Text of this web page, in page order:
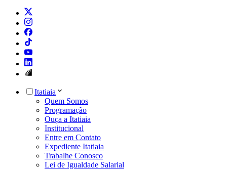
Itatiaia
Quem Somos
Programação
Ouça a Itatiaia
Institucional
Entre em Contato
Expediente Itatiaia
Trabalhe Conosco
Lei de Igualdade Salarial